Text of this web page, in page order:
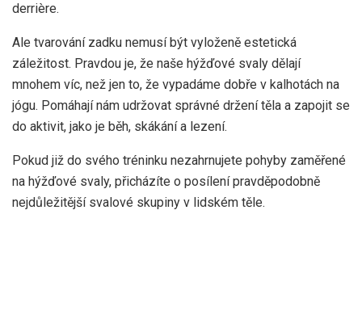
derrière.
Ale tvarování zadku nemusí být vyloženě estetická
záležitost. Pravdou je, že naše hýžďové svaly dělají
mnohem víc, než jen to, že vypadáme dobře v kalhotách na
jógu. Pomáhají nám udržovat správné držení těla a zapojit se
do aktivit, jako je běh, skákání a lezení.
Pokud již do svého tréninku nezahrnujete pohyby zaměřené
na hýžďové svaly, přicházíte o posílení pravděpodobně
nejdůležitější svalové skupiny v lidském těle.